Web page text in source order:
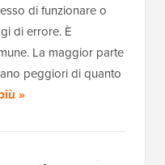
di funzionare o
di errore. È
La maggior parte
peggiori di quanto
»